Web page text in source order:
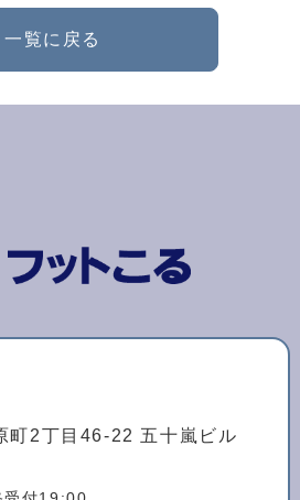
一覧に戻る
町2丁目46-22 五十嵐ビル